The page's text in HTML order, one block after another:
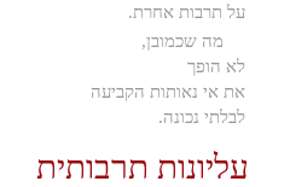
על תרבות אחרת.
מה שכמובן,
לא הופך
את אי נאותות הקביעה
לבלתי נכונה.
עליונות תרבותית